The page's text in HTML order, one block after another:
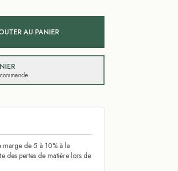
AU PANIER
marge de 5 à 10% à la
des pertes de matière lors de